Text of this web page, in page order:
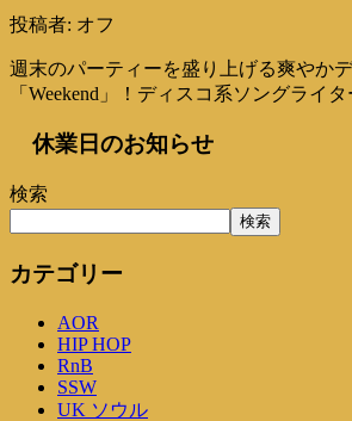
投稿者: オフ
週末のパーティーを盛り上げる爽やか
「Weekend」！ディスコ系ソングライ
休業日のお知らせ
検索
検索
カテゴリー
AOR
HIP HOP
RnB
SSW
UK ソウル